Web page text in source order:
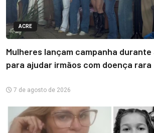
ACRE
Mulheres lançam campanha durante
para ajudar irmãos com doença rara
7 de agosto de 2026